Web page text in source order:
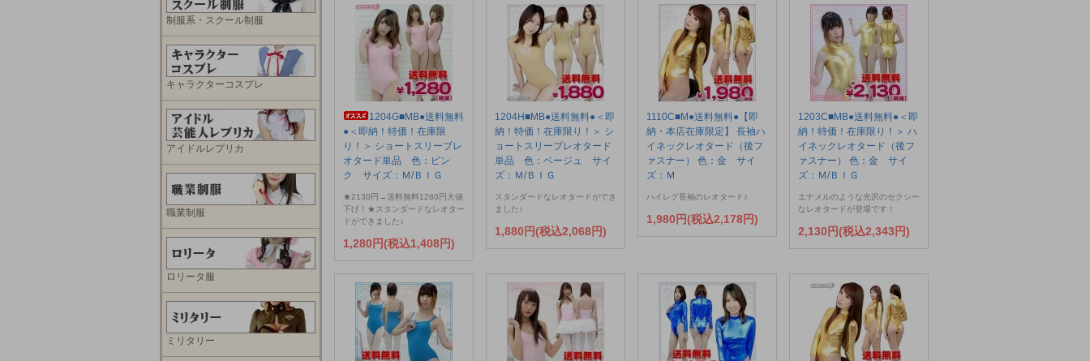
1204G■MB●送料無料
●＜即納！特価！在庫限
り！＞ ショートスリーブレ
オタード単品 色：ピン
ク サイズ：Ｍ/ＢＩＧ
★2130円→送料無料1280円大値
下げ！★スタンダードなレオター
ドができました♪
1,280円(税込1,408円)
1204H■MB●送料無料●＜即
納！特価！在庫限り！＞ シ
ョートスリーブレオタード
単品 色：ベージュ サイ
ズ：Ｍ/ＢＩＧ
スタンダードなレオタードができ
ました♪
1,880円(税込2,068円)
1110C■M●送料無料●【即
納・本店在庫限定】 長袖ハ
イネックレオタード（後フ
ァスナー） 色：金 サイ
ズ：Ｍ
ハイレグ長袖のレオタード♪
1,980円(税込2,178円)
1203C■MB●送料無料●＜即
納！特価！在庫限り！＞ ハ
イネックレオタード（後フ
ァスナー） 色：金 サイ
ズ：Ｍ/ＢＩＧ
エナメルのような光沢のセクシー
なレオタードが登場です！
2,130円(税込2,343円)
制服系・スクール制服
キャラクターコスプレ
アイドルレプリカ
職業制服
ロリータ服
ミリタリー